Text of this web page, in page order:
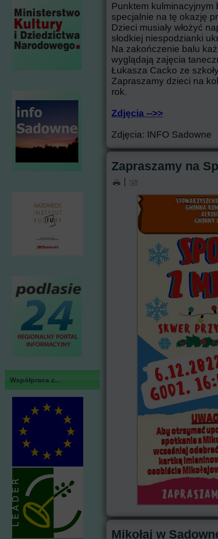
Współpraca z...
Punktem kulminacyjnym
specjalnie na tę okazję
Dzieci musiały włożyć
słodkiej niespodzianki
Na zakończenie balu
wyglądają zajęcia
Łukasza Cacko ze
Zapraszamy dzieci na
rok.
Zdjęcia -->>
Zdjęcia: INFO Sadowne
Zapraszamy na
Mikołaj w